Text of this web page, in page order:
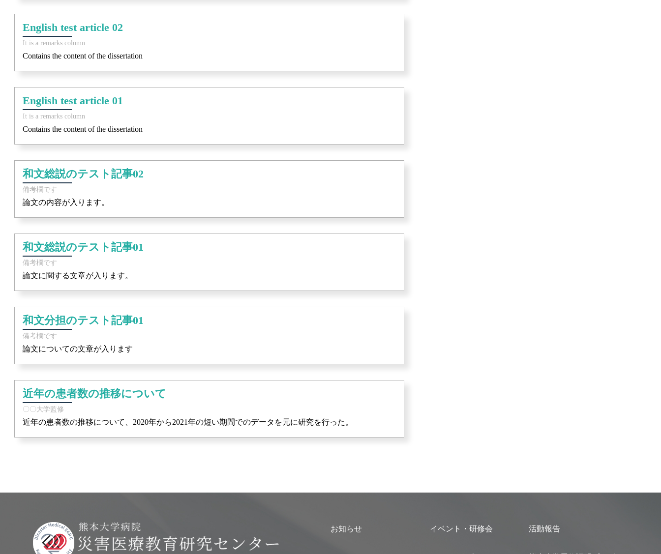
English test article 02
It is a remarks column
Contains the content of the dissertation
English test article 01
It is a remarks column
Contains the content of the dissertation
和文総説のテスト記事02
備考欄です
論文の内容が入ります。
和文総説のテスト記事01
備考欄です
論文に関する文章が入ります。
和文分担のテスト記事01
備考欄です
論文についての文章が入ります
近年の患者数の推移について
〇〇大学監修
近年の患者数の推移について、2020年から2021年の短い期間でのデータを元に研究を行った。
お知らせ イベント・研修会 活動報告